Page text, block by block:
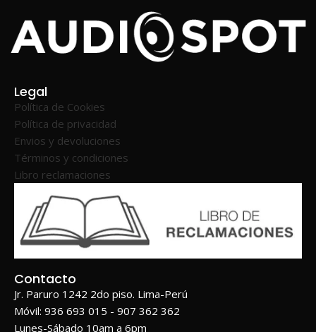
Legal
Política de Cookies
Política de privacidad
Envios y devoluciones
Términos y condiciones
Libro reclamaciones
Contacto
Jr. Paruro 1242 2do piso. Lima-Perú
Móvil: 936 693 015 - 907 362 362
Lunes-Sábado 10am a 6pm